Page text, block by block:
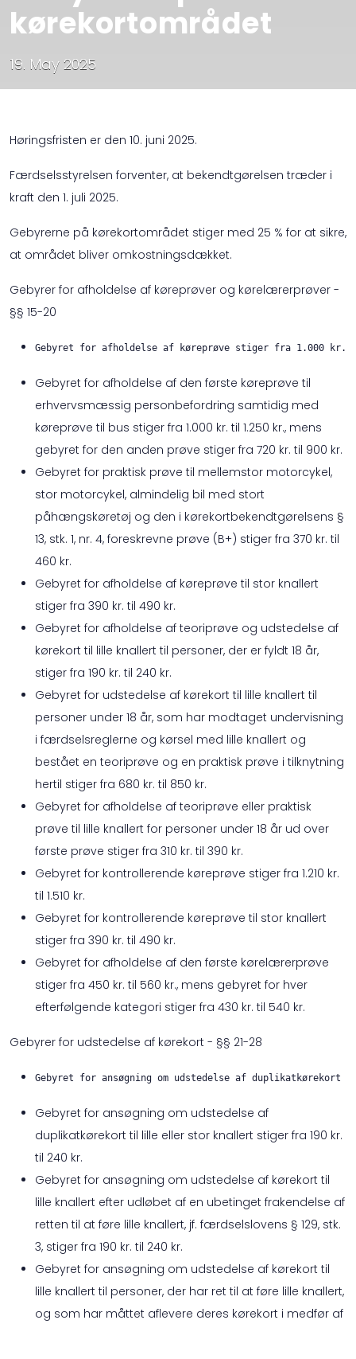
kørekortområdet
19. May 2025
Høringsfristen er den 10. juni 2025.
Færdselsstyrelsen forventer, at bekendtgørelsen træder i
kraft den 1. juli 2025.
Gebyrerne på kørekortområdet stiger med 25 % for at sikre,
at området bliver omkostningsdækket.
Gebyrer for afholdelse af køreprøver og kørelærerprøver -
§§ 15-20
Gebyret for afholdelse af køreprøve stiger fra 1.000
Gebyret for afholdelse af den første køreprøve til
erhvervsmæssig personbefordring samtidig med
køreprøve til bus stiger fra 1.000 kr. til 1.250 kr., mens
gebyret for den anden prøve stiger fra 720 kr. til 900 kr.
Gebyret for praktisk prøve til mellemstor motorcykel,
stor motorcykel, almindelig bil med stort
påhængskøretøj og den i kørekortbekendtgørelsens §
13, stk. 1, nr. 4, foreskrevne prøve (B+) stiger fra 370 kr. til
460 kr.
Gebyret for afholdelse af køreprøve til stor knallert
stiger fra 390 kr. til 490 kr.
Gebyret for afholdelse af teoriprøve og udstedelse af
kørekort til lille knallert til personer, der er fyldt 18 år,
stiger fra 190 kr. til 240 kr.
Gebyret for udstedelse af kørekort til lille knallert til
personer under 18 år, som har modtaget undervisning
i færdselsreglerne og kørsel med lille knallert og
bestået en teoriprøve og en praktisk prøve i tilknytning
hertil stiger fra 680 kr. til 850 kr.
Gebyret for afholdelse af teoriprøve eller praktisk
prøve til lille knallert for personer under 18 år ud over
første prøve stiger fra 310 kr. til 390 kr.
Gebyret for kontrollerende køreprøve stiger fra 1.210 kr.
til 1.510 kr.
Gebyret for kontrollerende køreprøve til stor knallert
stiger fra 390 kr. til 490 kr.
Gebyret for afholdelse af den første kørelærerprøve
stiger fra 450 kr. til 560 kr., mens gebyret for hver
efterfølgende kategori stiger fra 430 kr. til 540 kr.
Gebyrer for udstedelse af kørekort - §§ 21-28
Gebyret for ansøgning om udstedelse af
Gebyret for ansøgning om udstedelse af
duplikatkørekort til lille eller stor knallert stiger fra 190 kr.
til 240 kr.
Gebyret for ansøgning om udstedelse af kørekort til
lille knallert efter udløbet af en ubetinget frakendelse af
retten til at føre lille knallert, jf. færdselslovens § 129, stk.
3, stiger fra 190 kr. til 240 kr.
Gebyret for ansøgning om udstedelse af kørekort til
lille knallert til personer, der har ret til at føre lille knallert,
og som har måttet aflevere deres kørekort i medfør af